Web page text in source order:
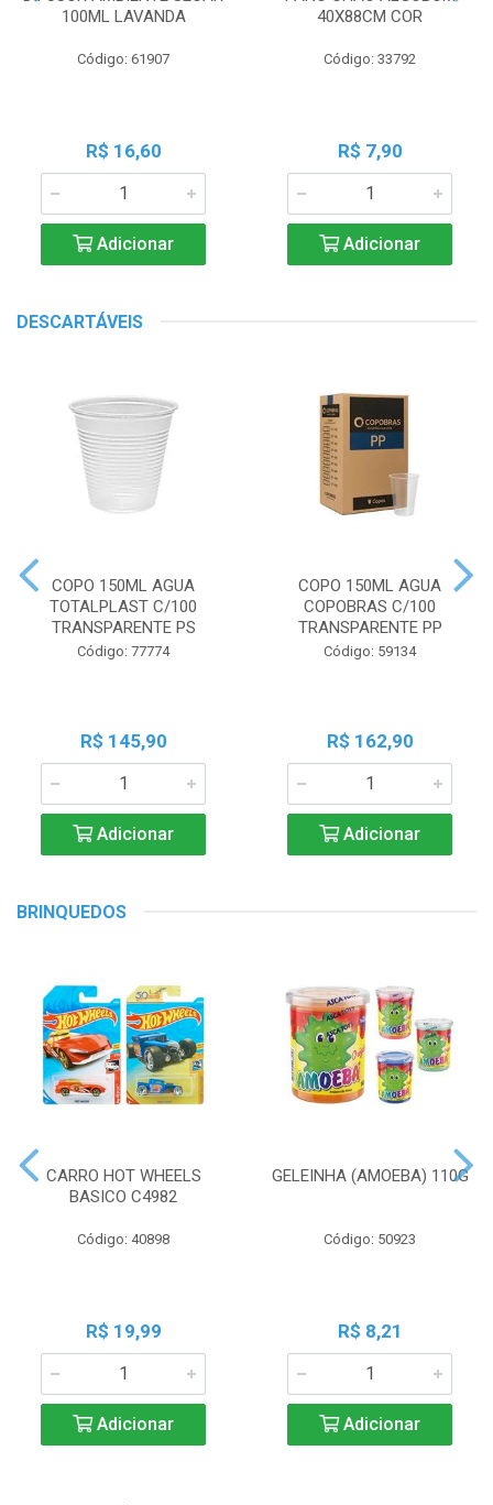
100ML LAVANDA
Código: 61907
R$ 16,60
Adicionar
40X88CM COR
Código: 33792
R$ 7,90
Adicionar
DESCARTÁVEIS
COPO 150ML AGUA
TOTALPLAST C/100
TRANSPARENTE PS
Código: 77774
R$ 145,90
Adicionar
COPO 150ML AGUA
COPOBRAS C/100
TRANSPARENTE PP
Código: 59134
R$ 162,90
Adicionar
BRINQUEDOS
CARRO HOT WHEELS
BASICO C4982
Código: 40898
R$ 19,99
Adicionar
GELEINHA (AMOEBA) 110G
Código: 50923
R$ 8,21
Adicionar